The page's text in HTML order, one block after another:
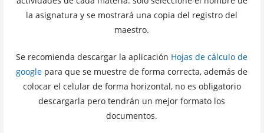
la asignatura y se mostrará una copia del registro del
maestro.
Se recomienda descargar la aplicación Hojas de cálculo de
google para que se muestre de forma correcta, además de
colocar el celular de forma horizontal, no es obligatorio
descargarla pero tendrán un mejor formato los
documentos.